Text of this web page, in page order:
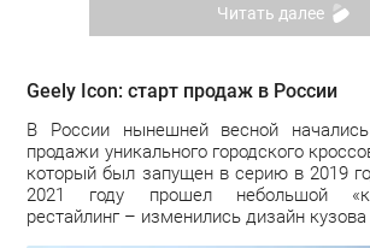
Читать далее
Geely Icon: старт продаж в России
В России нынешней весной
продажи уникального городского
который был запущен в серию в 2019
2021 году прошел небольшой
рестайлинг – изменились дизайн